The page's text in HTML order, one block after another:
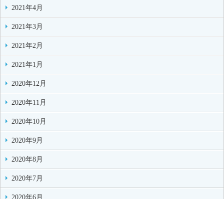
2021年4月
2021年3月
2021年2月
2021年1月
2020年12月
2020年11月
2020年10月
2020年9月
2020年8月
2020年7月
2020年6月